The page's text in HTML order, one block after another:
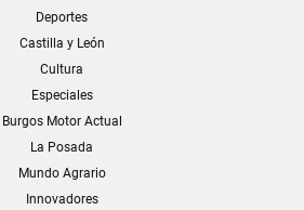
Deportes
Castilla y León
Cultura
Especiales
Burgos Motor Actual
La Posada
Mundo Agrario
Innovadores